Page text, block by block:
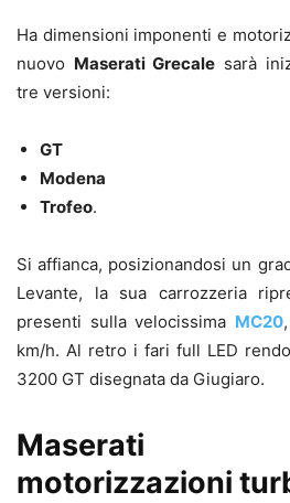
Ha dimensioni imponenti e
nuovo Maserati Grecale sarà
tre versioni:
GT
Modena
Trofeo.
Si affianca, posizionandosi un
Levante, la sua carrozzeria
presenti sulla velocissima MC20
km/h. Al retro i fari full LED
3200 GT disegnata da Giugiaro.
Maserati
motorizzazioni